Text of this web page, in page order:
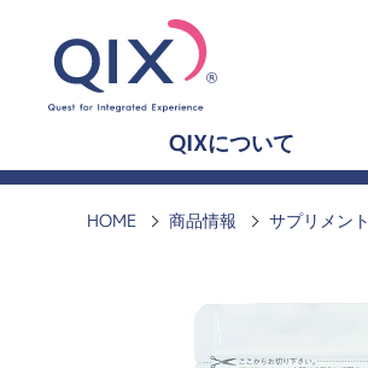
QIXについて
HOME 商品情報 サプリメント